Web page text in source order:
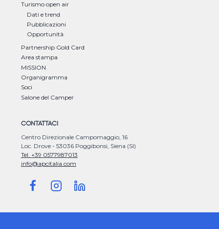
Turismo open air
Dati e trend
Pubblicazioni
Opportunità
Partnership Gold Card
Area stampa
MISSION
Organigramma
Soci
Salone del Camper
CONTATTACI
Centro Direzionale Campomaggio, 16
Loc. Drove - 53036 Poggibonsi, Siena (SI)
Tel. +39 0577987013
info@apcitalia.com